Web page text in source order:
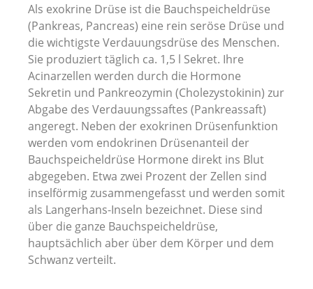
Als exokrine Drüse ist die Bauchspeicheldrüse
(Pankreas, Pancreas) eine rein seröse Drüse und
die wichtigste Verdauungsdrüse des Menschen.
Sie produziert täglich ca. 1,5 l Sekret. Ihre
Acinarzellen werden durch die Hormone
Sekretin und Pankreozymin (Cholezystokinin) zur
Abgabe des Verdauungssaftes (Pankreassaft)
angeregt. Neben der exokrinen Drüsenfunktion
werden vom endokrinen Drüsenanteil der
Bauchspeicheldrüse Hormone direkt ins Blut
abgegeben. Etwa zwei Prozent der Zellen sind
inselförmig zusammengefasst und werden somit
als Langerhans-Inseln bezeichnet. Diese sind
über die ganze Bauchspeicheldrüse,
hauptsächlich aber über dem Körper und dem
Schwanz verteilt.